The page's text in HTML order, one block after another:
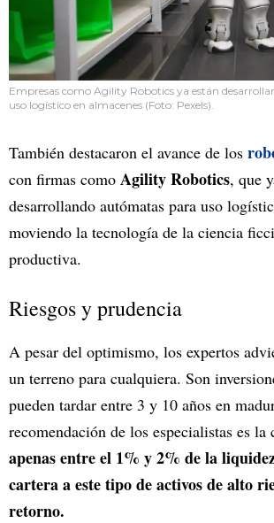
Empresas como Agility Robotics ya están
uso logístico en almacenes (Foto: Pexels).
También destacaron el avance de los
con firmas como Agility Robotics, que
desarrollando autómatas para uso
moviendo la tecnología de la ciencia
productiva.
Riesgos y prudencia
A pesar del optimismo, los expertos
un terreno para cualquiera. Son
pueden tardar entre 3 y 10 años en
recomendación de los especialistas es la
apenas entre el 1% y 2% de la
cartera a este tipo de activos de alto
retorno.